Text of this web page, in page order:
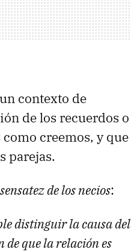
contexto de
de los recuerdos o
creemos, y que
parejas.
de los necios:
distinguir la causa del
de que la relación es